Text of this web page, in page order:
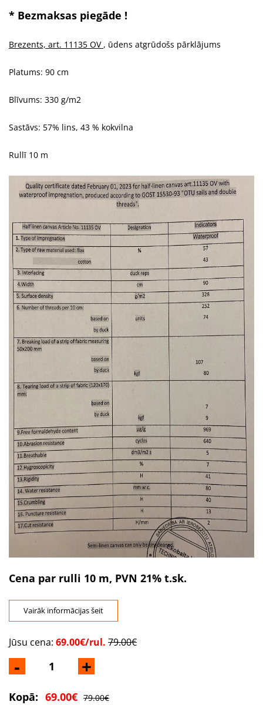
* Bezmaksas piegāde !
Brezents, art. 11135 OV , ūdens atgrūdošs pārklājums
Platums: 90 cm
Blīvums: 330 g/m2
Sastāvs: 57% lins, 43 % kokvilna
Rullī 10 m
Cena par rulli 10 m, PVN 21% t.sk.
Vairāk informācijas šeit
- +
Jūsu cena: 69.00€/rul. 79.00€
Kopā: 69.00€ 79.00€